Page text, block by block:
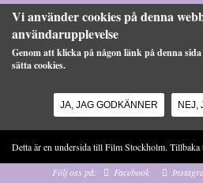
Vi använder cookies på denna
användarupplevelse
Genom att klicka på någon länk på denna
sätta cookies.
JA, JAG GODKÄNNER NEJ,
Detta är en undersida till Film Stockholm.
Följ oss på:
Facebook